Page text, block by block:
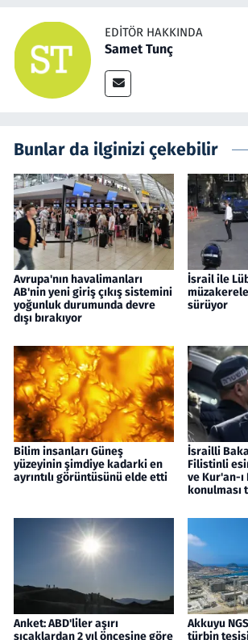
EDITÖR HAKKINDA
Samet Tunç
Bunlar da ilginizi çekebilir
Avrupa'nın havalimanları
AB'nin yeni giriş çıkış sistemini
yoğunluk durumunda devre
dışı bırakıyor
İsrail ile
sürüyor
Bilim insanları Güneş
yüzeyinin şimdiye kadarki en
ayrıntılı görüntüsünü elde etti
İsrailli
Filistinli
ve Kur'an-
konulması
Anket: ABD'liler aşırı
sıcaklardan 2 yıl öncesine göre
Akkuyu
türbin